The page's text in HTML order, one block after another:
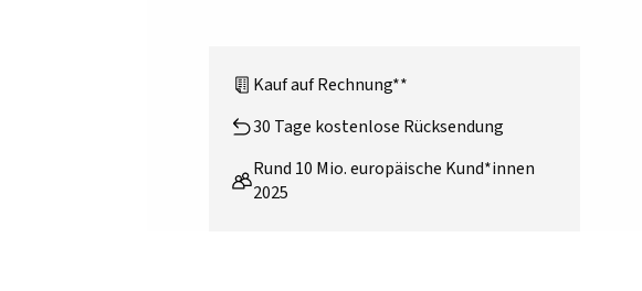
Kauf auf Rechnung**
30 Tage kostenlose Rücksendung
Rund 10 Mio. europäische Kund*innen
2025